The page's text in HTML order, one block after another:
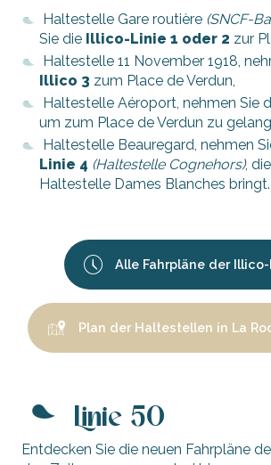
Haltestelle Gare routière (SNCF-
Sie die Illico-Linie 1 oder 2 zur
Haltestelle 11 November 1918,
Illico 3 zum Place de Verdun,
Haltestelle Aéroport, nehmen Sie
um zum Place de Verdun zu
Haltestelle Beauregard, nehmen
Linie 4 (Haltestelle Cognehors),
Haltestelle Dames Blanches bringt.
Alle Fahrpläne der
Plan der Haltestellen in La
Linie 50
Entdecken Sie die neuen Fahrpläne